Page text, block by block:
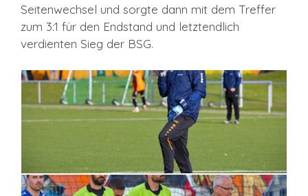
Seitenwechsel und sorgte dann mit dem Treffer
zum 3:1 für den Endstand und letztendlich
verdienten Sieg der BSG.